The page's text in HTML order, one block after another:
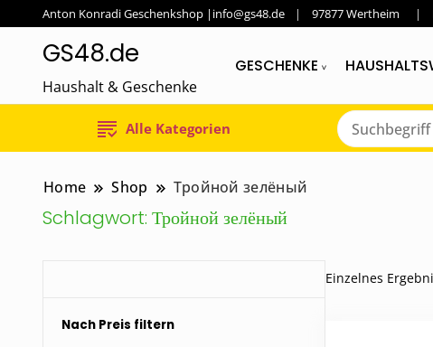
Anton Konradi Geschenkshop |info@gs48.de 97877 Wertheim
GS48.de
Haushalt & Geschenke
GESCHENKE
Alle Kategorien
Home Shop Тройной зелёный
Schlagwort: Тройной зелёный
Einzelnes
Nach Preis filtern